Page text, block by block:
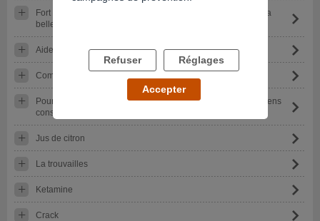
Fort soupçons de deal et de consommation de drogue de ma
belle fille
Aide conjoint qui fume du cannabis
Comment savoir si on fait bien pour les aider au quotidien ?
Pourquoi il est difficile de s'intégrer dans un groupe où les gens
consomment tous alcool et cannabis
Jus de citron
La trouvailles
Ketamine
Crack
Refuser Réglages
Accepter